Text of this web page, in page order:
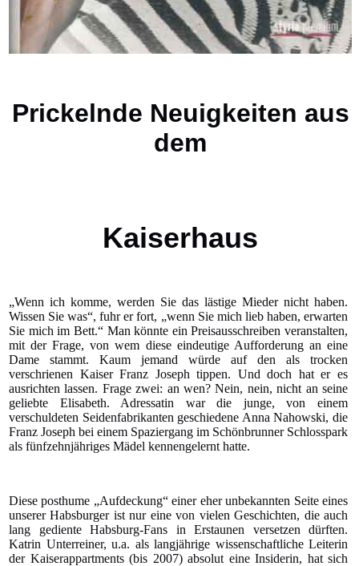
Prickelnde Neuigkeiten aus
dem
Kaiserhaus
„Wenn ich komme, werden Sie das lästige Mieder nicht haben.
Wissen Sie was“, fuhr er fort, „wenn Sie mich lieb haben, erwarten
Sie mich im Bett.“ Man könnte ein Preisausschreiben veranstalten,
mit der Frage, von wem diese eindeutige Aufforderung an eine
Dame stammt. Kaum jemand würde auf den als trocken
verschrienen Kaiser Franz Joseph tippen. Und doch hat er es
ausrichten lassen. Frage zwei: an wen? Nein, nein, nicht an seine
geliebte Elisabeth. Adressatin war die junge, von einem
verschuldeten Seidenfabrikanten geschiedene Anna Nahowski, die
Franz Joseph bei einem Spaziergang im Schönbrunner Schlosspark
als fünfzehnjähriges Mädel kennengelernt hatte.
Diese posthume „Aufdeckung“ einer eher unbekannten Seite eines
unserer Habsburger ist nur eine von vielen Geschichten, die auch
lang gediente Habsburg-Fans in Erstaunen versetzen dürften.
Katrin Unterreiner, u.a. als langjährige wissenschaftliche Leiterin
der Kaiserappartments (bis 2007) absolut eine Insiderin, hat sich